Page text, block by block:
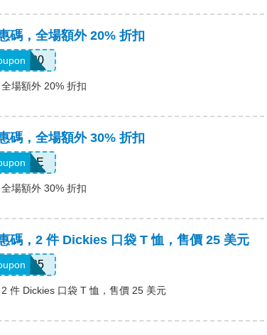
碼，全場額外 20% 折扣
ADD20
場額外 20% 折扣
碼，全場額外 30% 折扣
場額外 30% 折扣
碼，2 件 Dickies 口袋 T 恤，售價 25 美元
件 Dickies 口袋 T 恤，售價 25 美元